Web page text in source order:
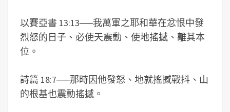
以賽亞書 13:13──我萬軍之耶和華在忿恨中發
烈怒的日子、必使天震動、使地搖撼、離其本
位。
詩篇 18:7──那時因他發怒、地就搖撼戰抖、山
的根基也震動搖撼。